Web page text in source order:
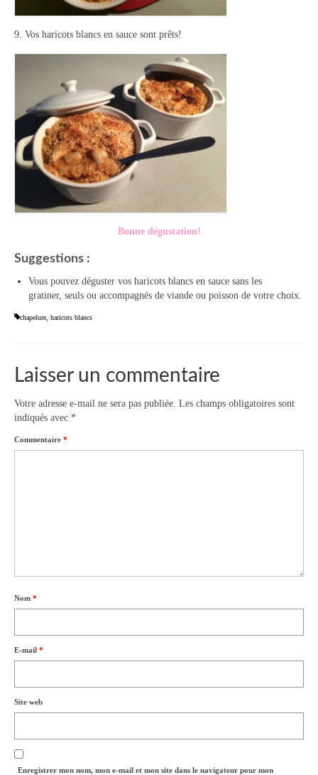
9. Vos haricots blancs en sauce sont prêts!
Bonne dégustation!
Suggestions :
Vous pouvez déguster vos haricots blancs en sauce sans les
gratiner, seuls ou accompagnés de viande ou poisson de votre choix.
chapelure haricots blancs
Laisser un commentaire
Votre adresse e-mail ne sera pas publiée. Les champs obligatoires sont
indiqués avec *
Commentaire *
Nom *
E-mail *
Site web
Enregistrer mon nom, mon e-mail et mon site dans le navigateur pour mon